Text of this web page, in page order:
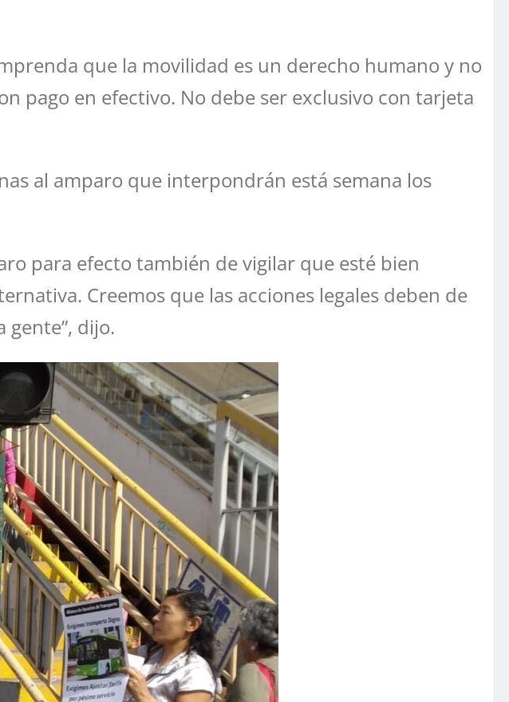
que la movilidad es un derecho humano y no
pago en efectivo. No debe ser exclusivo con tarjeta
al amparo que interpondrán está semana los
para efecto también de vigilar que esté bien
Creemos que las acciones legales deben de
gente”, dijo.